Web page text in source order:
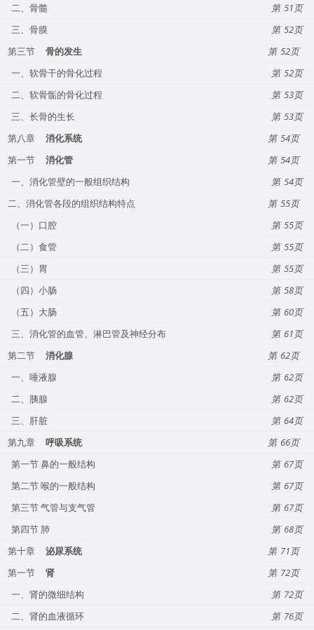
二、骨髓
51
三、骨膜
52
第三节
骨的发生
52
一、软骨干的骨化过程
52
二、软骨骺的骨化过程
53
三、长骨的生长
53
第八章
消化系统
54
第一节
消化管
54
一、消化管壁的一般组织结构
54
二、消化管各段的组织结构特点
55
（一）口腔
55
（二）食管
55
（三）胃
55
（四）小肠
58
（五）大肠
60
三、消化管的血管、淋巴管及神经分布
61
第二节
消化腺
62
一、唾液腺
62
二、胰腺
62
三、肝脏
64
第九章
呼吸系统
66
第一节 鼻的一般结构
67
第二节 喉的一般结构
67
第三节 气管与支气管
67
第四节 肺
68
第十章
泌尿系统
71
第一节
肾
72
一、肾的微细结构
72
二、肾的血液循环
76